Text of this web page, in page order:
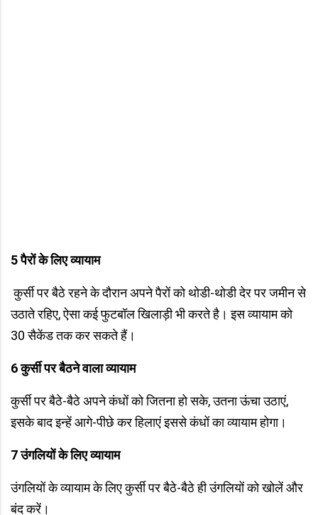
5पैरों के लिए व्यायाम
कुर्सी पर बैठे रहने के दौरान अपने पैरों को थोडी-थोडी देर पर जमीन से
उठाते रहिए, ऐसा कई फुटबॉल खिलाड़ी भी करते है। इस व्यायाम को
30 सैकेंड तक कर सकते हैं।
6 कुर्सी पर बैठने वाला व्यायाम
कुर्सी पर बैठे-बैठे अपने कंधों को जितना हो सके, उतना ऊंचा उठाएं,
इसके बाद इन्हें आगे-पीछे कर हिलाएं इससे कंधों का व्यायाम होगा।
7उंगलियों के लिए व्यायाम
उंगलियों के व्यायाम के लिए कुर्सी पर बैठे-बैठे ही उंगलियों को खोलें और
बंद करें।